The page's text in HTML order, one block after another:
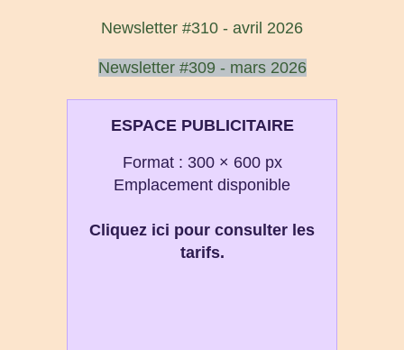
Newsletter #310 - avril 2026
Newsletter #309 - mars 2026
ESPACE PUBLICITAIRE
Format : 300 × 600 px
Emplacement disponible
Cliquez ici pour consulter les
tarifs.